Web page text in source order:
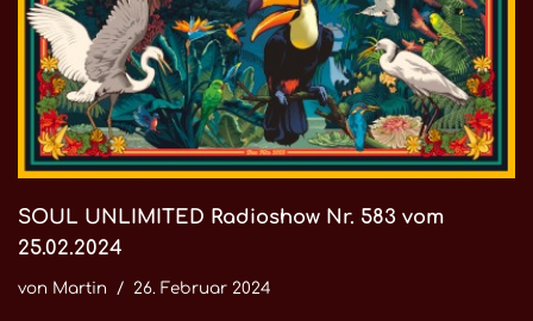
SOUL UNLIMITED Radioshow Nr. 583 vom
25.02.2024
von Martin 26. Februar 2024